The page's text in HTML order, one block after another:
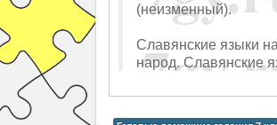
(неизменный).
Славянские языки
народ. Славянские